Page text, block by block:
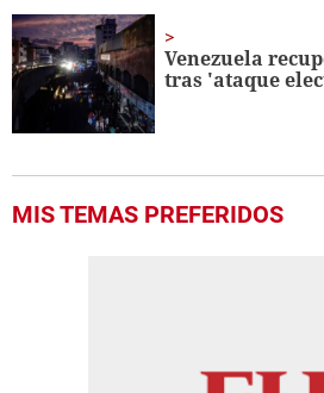
Venezuela
tras 'ataque
MIS TEMAS PREFERIDOS